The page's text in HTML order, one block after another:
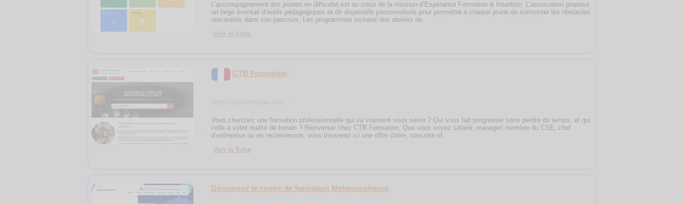
L’accompagnement des jeunes en difficulté est au cœur de la mission d’Esperance Formation & Insertion. L’association propose
un large éventail d’outils pédagogiques et de dispositifs personnalisés pour permettre à chaque jeune de surmonter les obstacles
rencontrés dans son parcours. Les programmes incluent des ateliers de
Voir la fiche
CTB Formation
Vous cherchez une formation professionnelle qui va vraiment vous servir ? Qui vous fait progresser sans perdre de temps, et qui
colle à votre réalité de terrain ? Bienvenue chez CTB Formation. Que vous soyez salarié, manager, membre du CSE, chef
d’entreprise ou en reconversion, vous trouverez ici une offre claire, concrète et
Voir la fiche
Découvrez le centre de formation Metamorphoses